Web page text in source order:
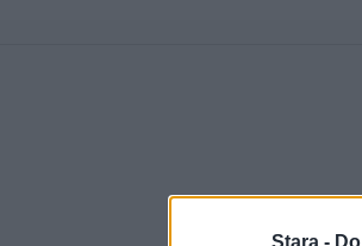
Stara -